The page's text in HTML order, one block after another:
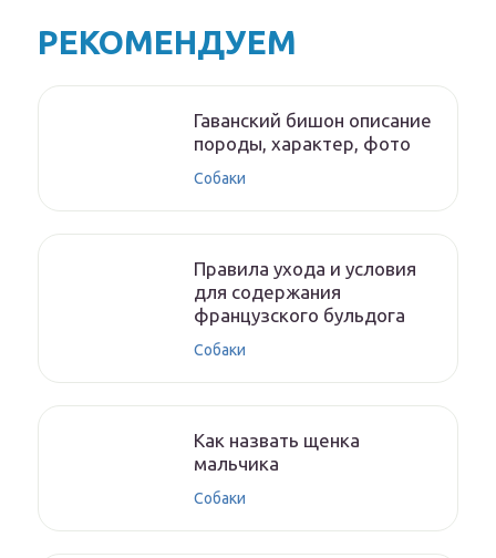
РЕКОМЕНДУЕМ
Гаванский бишон описание
породы, характер, фото
Собаки
Правила ухода и условия
для содержания
французского бульдога
Собаки
Как назвать щенка
мальчика
Собаки